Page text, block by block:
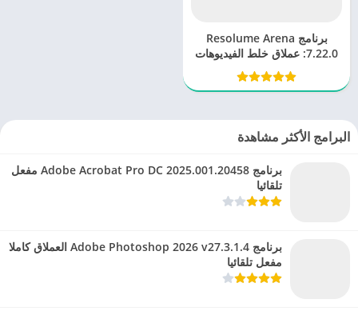
برنامج Resolume Arena
7.22.0: عملاق خلط الفيديوهات
البرامج الأكثر مشاهدة
برنامج Adobe Acrobat Pro DC 2025.001.20458 مفعل
تلقائيا
برنامج Adobe Photoshop 2026 v27.3.1.4 العملاق كاملا
مفعل تلقائيا